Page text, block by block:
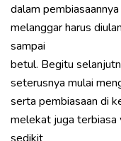
dalam
melanggar harus
sampai
betul. Begitu
seterusnya mulai
serta pembiasaan di
melekat juga terbiasa